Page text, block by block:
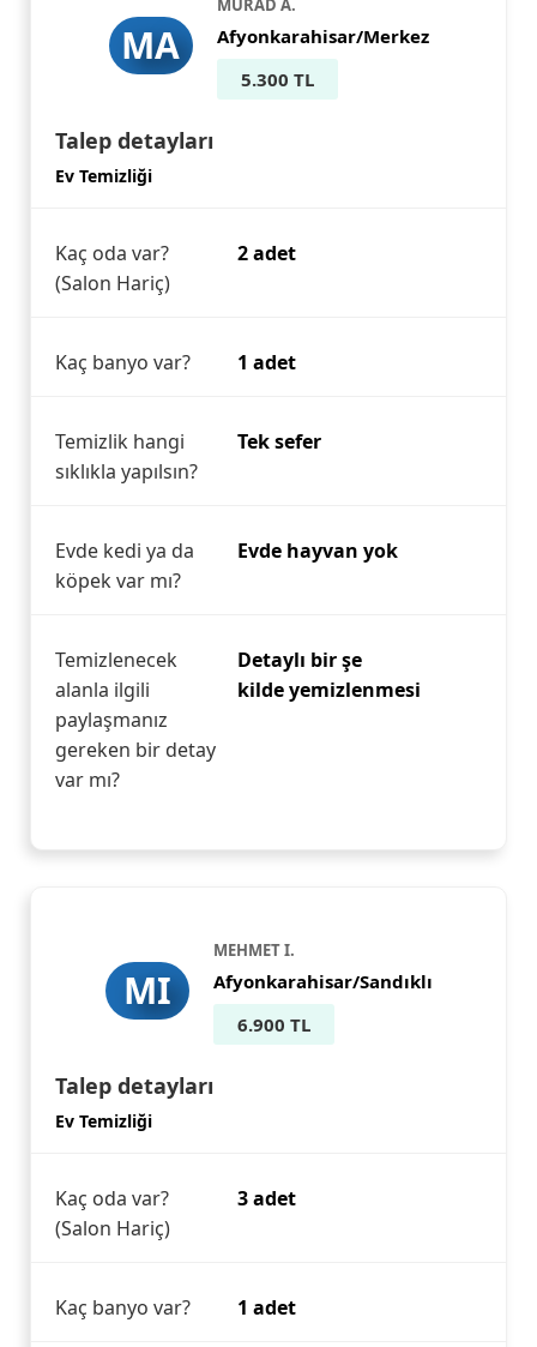
MA
MURAD A.
Afyonkarahisar/Merkez
5.300 TL
Talep detayları
Ev Temizliği
Kaç oda var?
(Salon Hariç)
2 adet
Kaç banyo var? 1 adet
Temizlik hangi
sıklıkla yapılsın?
Tek sefer
Evde kedi ya da
köpek var mı?
Evde hayvan yok
Temizlenecek
alanla ilgili
paylaşmanız
gereken bir detay
var mı?
Detaylı bir şe
kilde yemizlenmesi
MI
MEHMET I.
Afyonkarahisar/Sandıklı
6.900 TL
Talep detayları
Ev Temizliği
Kaç oda var?
(Salon Hariç)
3 adet
Kaç banyo var? 1 adet